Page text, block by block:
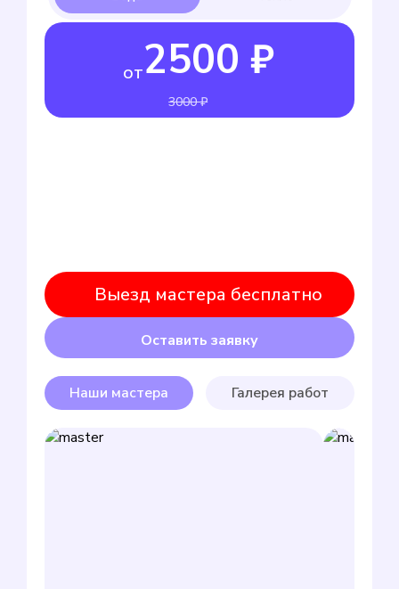
от2500 ₽
3000 ₽
Выезд мастера бесплатно
Оставить заявку
Наши мастера Галерея работ